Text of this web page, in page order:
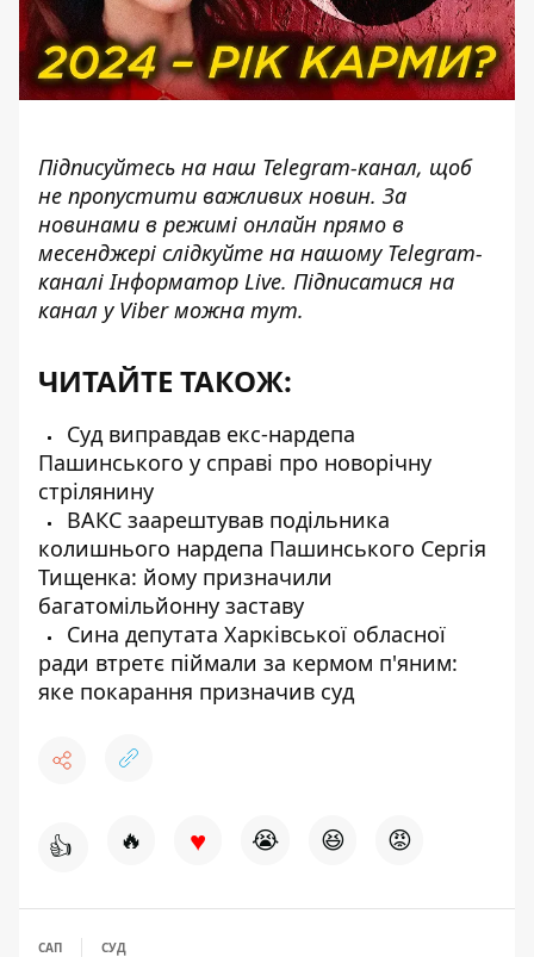
Підписуйтесь на наш Telegram-канал, щоб
не пропустити важливих новин. За
новинами в режимі онлайн прямо в
месенджері слідкуйте на нашому Telegram-
каналіІнформатор Live. Підписатися на
канал у Viber можна тут.
ЧИТАЙТЕ ТАКОЖ:
Суд виправдав екс-нардепа
Пашинського у справі про новорічну
стрілянину
ВАКС заарештував подільника
колишнього нардепа Пашинського Сергія
Тищенка: йому призначили
багатомільйонну заставу
Сина депутата Харківської обласної
ради втретє піймали за кермом п'яним:
яке покарання призначив суд
👍 🔥 ♥ 😭 😆 😡
САП СУД